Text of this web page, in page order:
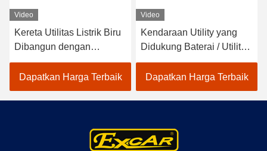
Video
Kereta Utilitas Listrik Biru
Dibangun dengan
Regulator Frekuensi
Tinggi 48v 3.7kw dan
Pengontrol Curtis untuk
Pengalaman Berkendara
Dapatkan Harga Terbaik
Video
Kendaraan Utility yang
Didukung Baterai / Utilitas
Utilitas Listrik 350A USA
Curties Controller
Dapatkan Harga Terbaik